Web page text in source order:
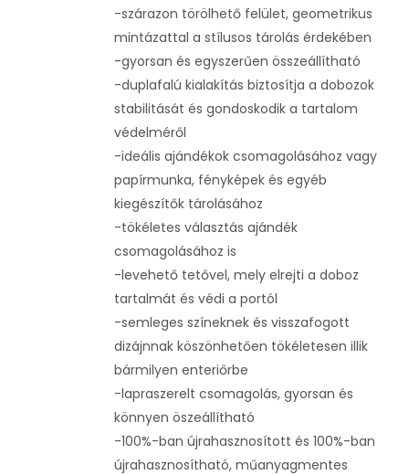
-szárazon törölhető felület, geometrikus
mintázattal a stílusos tárolás érdekében
-gyorsan és egyszerűen összeállítható
-duplafalú kialakítás biztosítja a dobozok
stabilitását és gondoskodik a tartalom
védelméről
-ideális ajándékok csomagolásához vagy
papírmunka, fényképek és egyéb
kiegészítők tárolásához
-tökéletes választás ajándék
csomagolásához is
-levehető tetővel, mely elrejti a doboz
tartalmát és védi a portól
-semleges színeknek és visszafogott
dizájnnak köszönhetően tökéletesen illik
bármilyen enteriőrbe
-lapraszerelt csomagolás, gyorsan és
könnyen öszeállítható
-100%-ban újrahasznosított és 100%-ban
újrahasznosítható, műanyagmentes